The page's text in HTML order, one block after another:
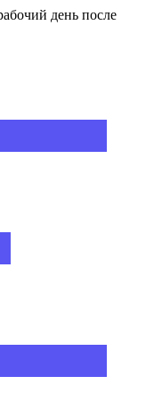
день после